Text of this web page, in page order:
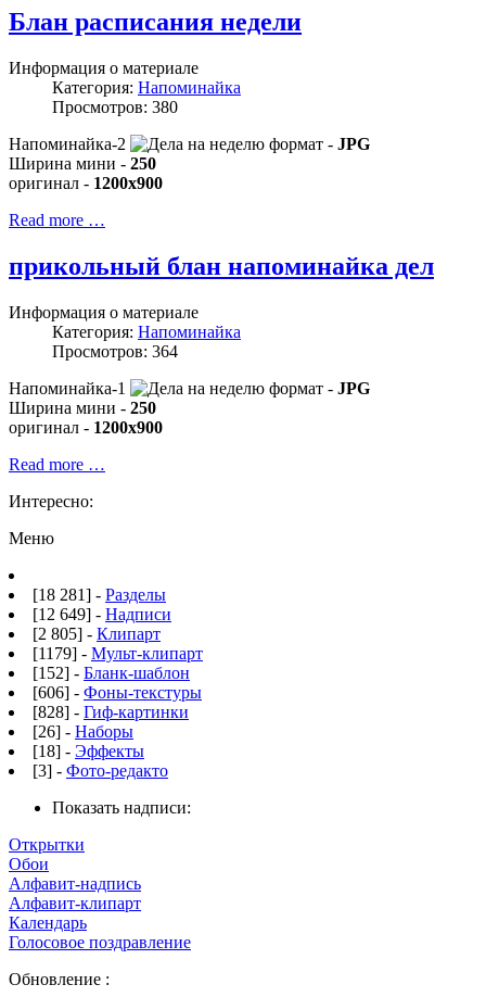
Блан расписания недели
Информация о материале
Категория: Напоминайка
Просмотров: 380
Напоминайка-2
формат - JPG
Ширина мини - 250
оригинал - 1200x900
Read more …
прикольный блан напоминайка дел
Информация о материале
Категория: Напоминайка
Просмотров: 364
Напоминайка-1
формат - JPG
Ширина мини - 250
оригинал - 1200x900
Read more …
Интересно:
Меню
[18 281] - Разделы
[12 649] - Надписи
[2 805] - Клипарт
[1179] - Мульт-клипарт
[152] - Бланк-шаблон
[606] - Фоны-текстуры
[828] - Гиф-картинки
[26] - Наборы
[18] - Эффекты
[3] - Фото-редакто
Показать надписи:
Открытки
Обои
Алфавит-надпись
Алфавит-клипарт
Календарь
Голосовое поздравление
Обновление :